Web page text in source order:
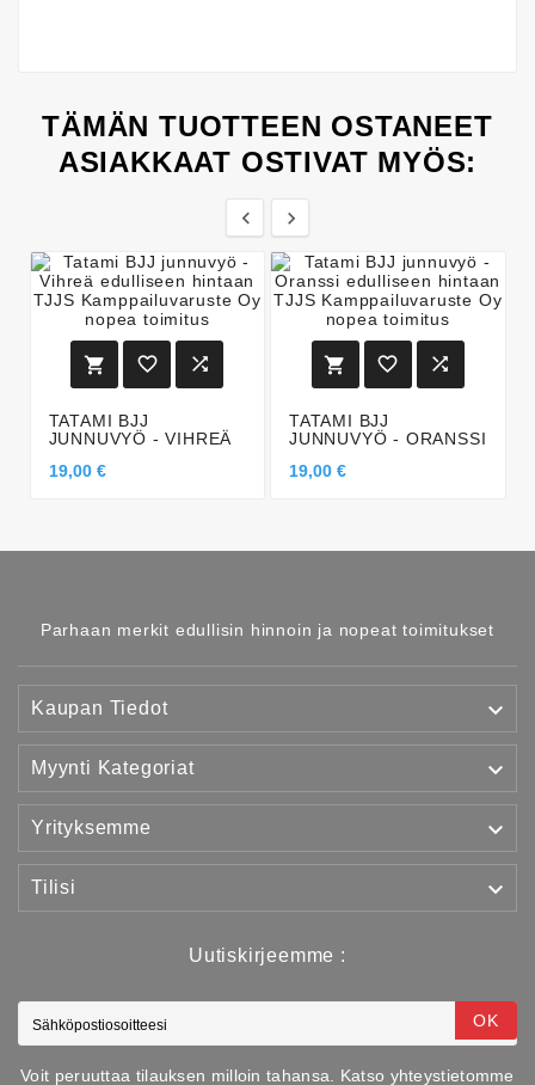
TÄMÄN TUOTTEEN OSTANEET
ASIAKKAAT OSTIVAT MYÖS:
 
  
TATAMI BJJ
JUNNUVYÖ - VIHREÄ
19,00 €
  
TATAMI BJJ
JUNNUVYÖ - ORANSSI
19,00 €
Parhaan merkit edullisin hinnoin ja nopeat toimitukset
Kaupan Tiedot 
Myynti Kategoriat 
Yrityksemme 
Tilisi 
Uutiskirjeemme :
OK
Voit peruuttaa tilauksen milloin tahansa. Katso yhteystietomme